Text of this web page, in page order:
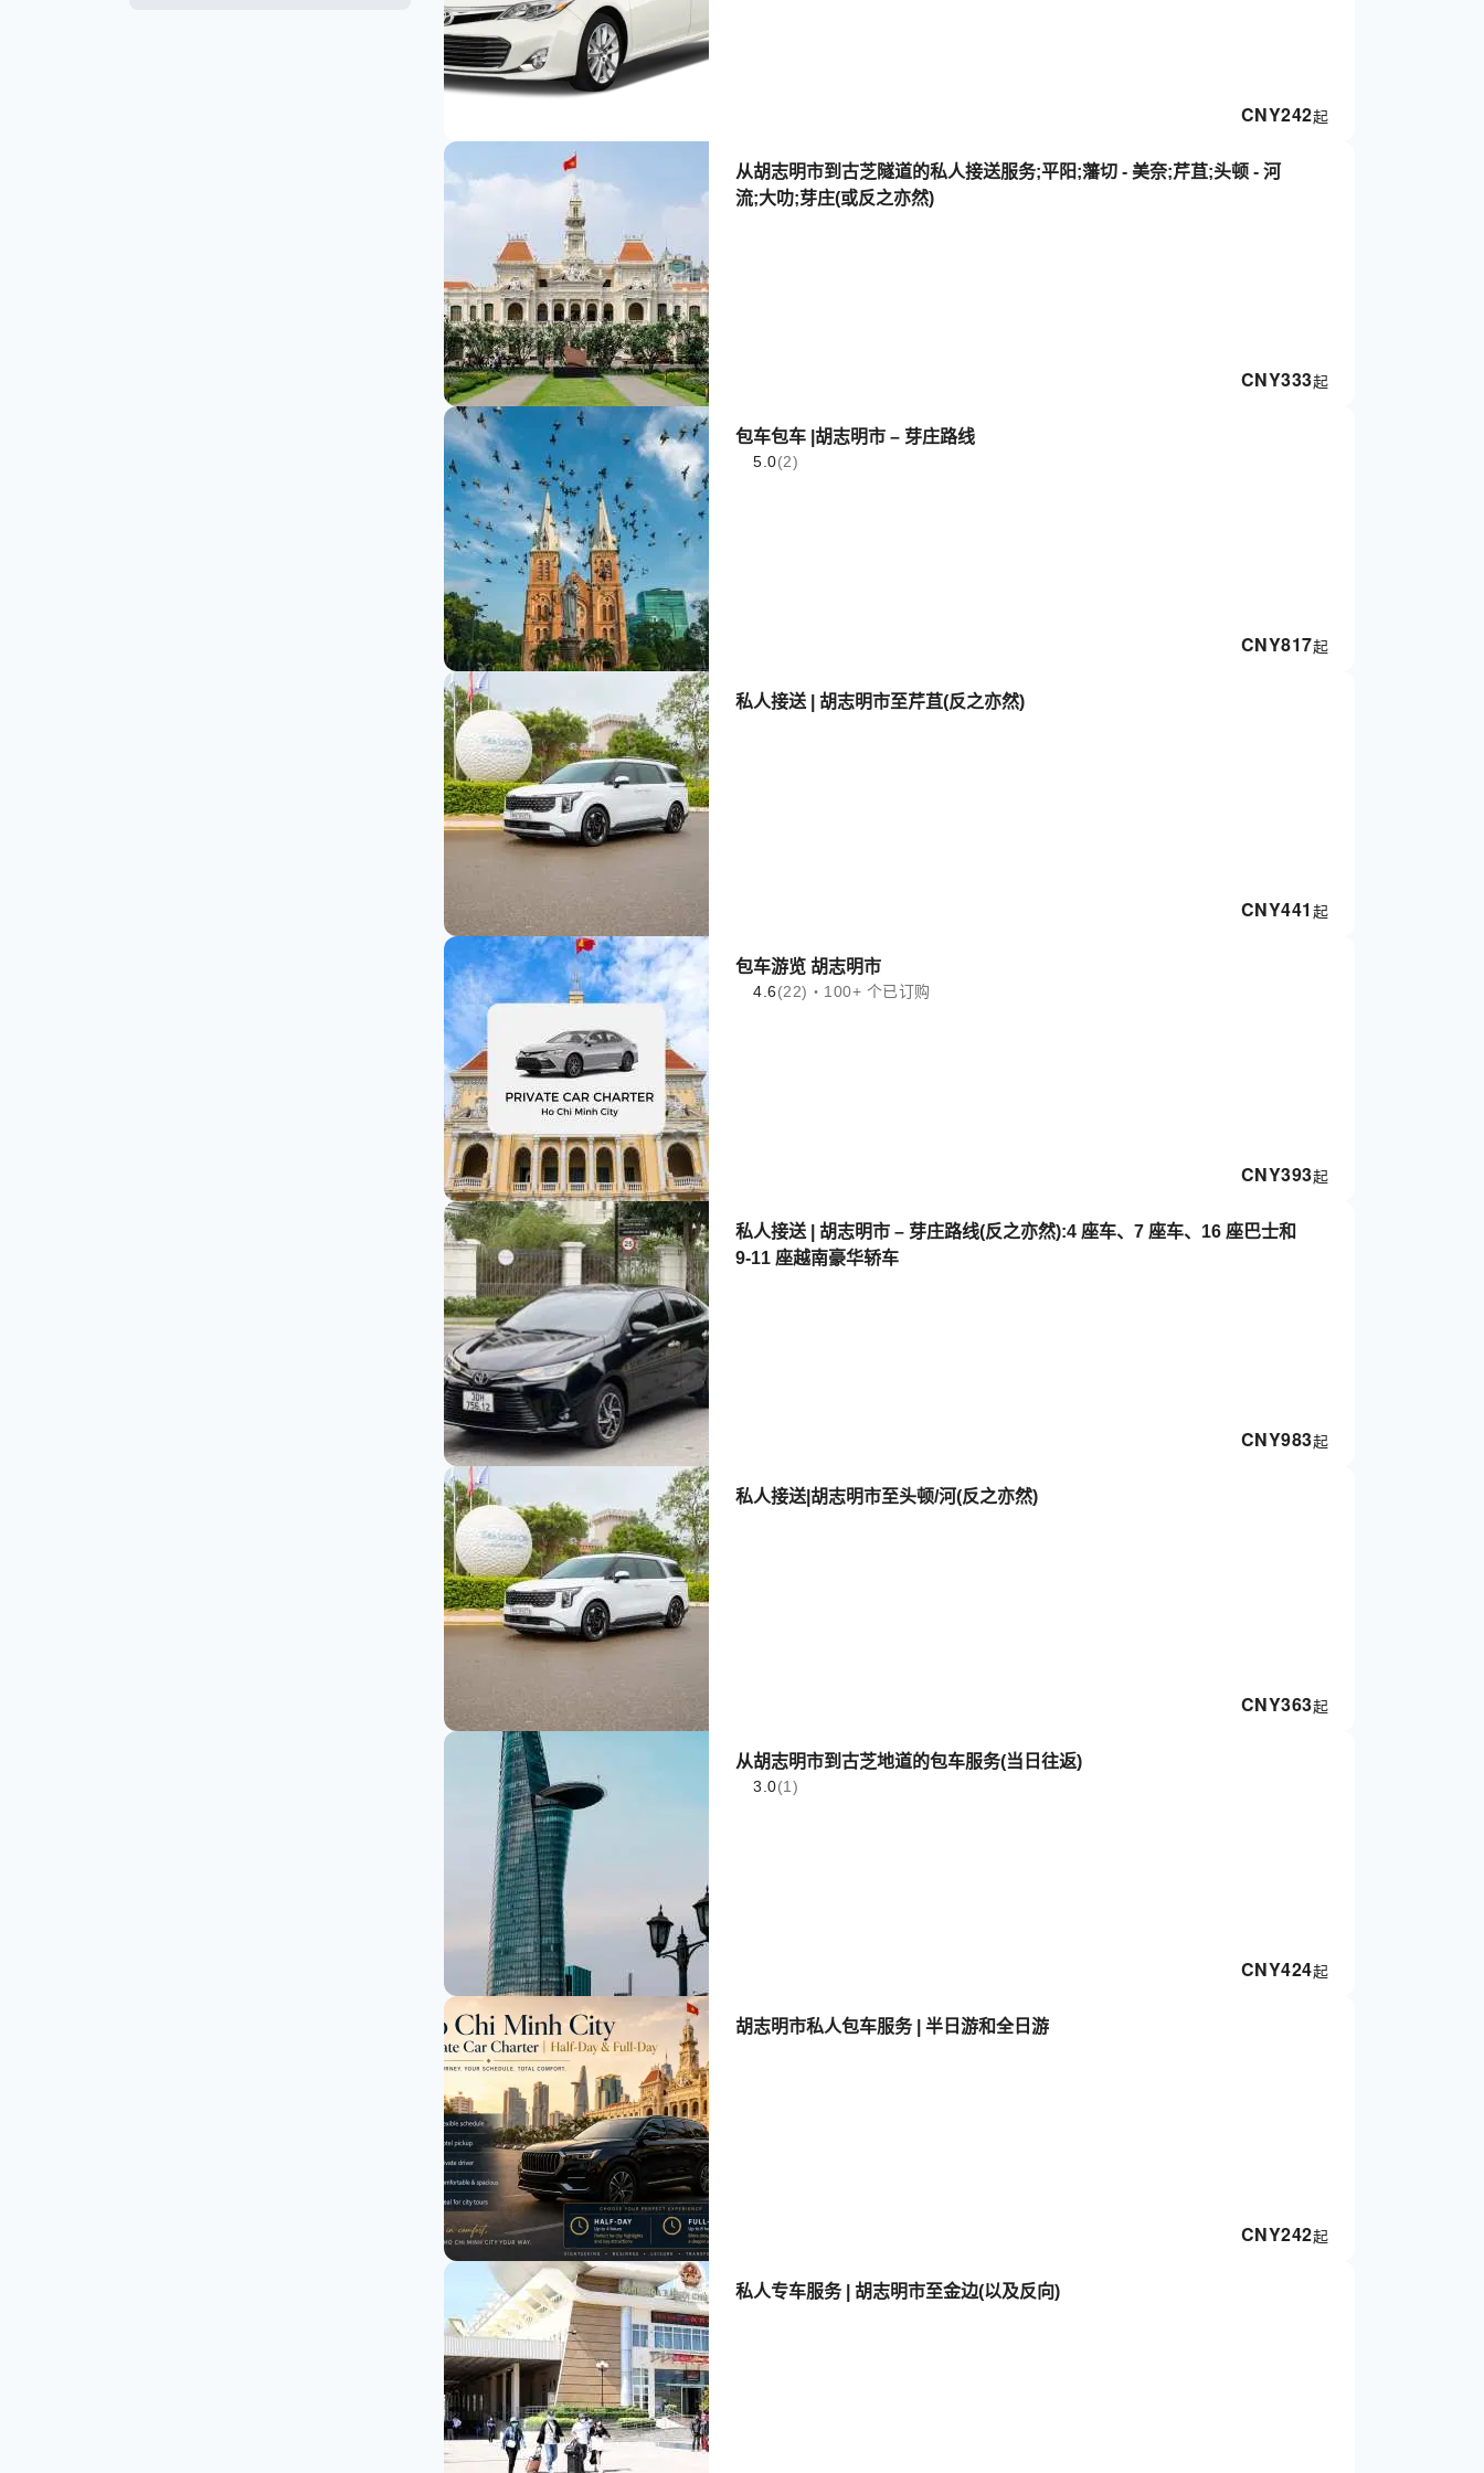
CNY242起
从胡志明市到古芝隧道的私人接送服务;平阳;藩切 - 美奈;芹苴;头顿 - 河
流;大叻;芽庄(或反之亦然)
CNY333起
包车包车 |胡志明市 – 芽庄路线
5.0(2)
CNY817起
私人接送 | 胡志明市至芹苴(反之亦然)
CNY441 起
包车游览 胡志明市
4.6(22)・100+ 个已订购
CNY393起
私人接送 | 胡志明市 – 芽庄路线(反之亦然):4 座车、7 座车、16 座巴士和
9-11 座越南豪华轿车
CNY983起
私人接送|胡志明市至头顿/河(反之亦然)
CNY363起
从胡志明市到古芝地道的包车服务(当日往返)
3.0(1)
CNY424起
胡志明市私人包车服务 | 半日游和全日游
CNY242起
私人专车服务 | 胡志明市至金边(以及反向)